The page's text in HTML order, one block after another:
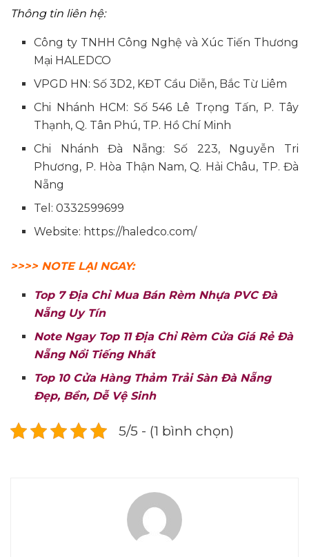
Thông tin liên hệ:
Công ty TNHH Công Nghệ và Xúc Tiến Thương
Mại HALEDCO
VPGD HN: Số 3D2, KĐT Cầu Diễn, Bắc Từ Liêm
Chi Nhánh HCM: Số 546 Lê Trọng Tấn, P. Tây
Thạnh, Q. Tân Phú, TP. Hồ Chí Minh
Chi Nhánh Đà Nẵng: Số 223, Nguyễn Tri
Phương, P. Hòa Thận Nam, Q. Hải Châu, TP. Đà
Nẵng
Tel: 0332599699
Website: https://haledco.com/
>>>> NOTE LẠI NGAY:
Top 7 Địa Chỉ Mua Bán Rèm Nhựa PVC Đà
Nẵng Uy Tín
Note Ngay Top 11 Địa Chỉ Rèm Cửa Giá Rẻ Đà
Nẵng Nổi Tiếng Nhất
Top 10 Cửa Hàng Thảm Trải Sàn Đà Nẵng
Đẹp, Bền, Dễ Vệ Sinh
5/5 - (1 bình chọn)